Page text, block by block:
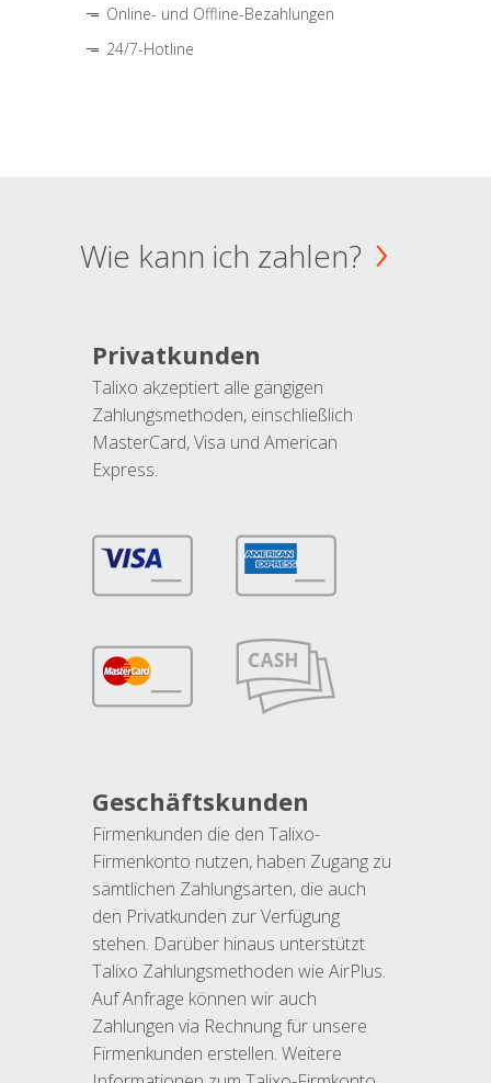
Online- und Offline-Bezahlungen
24/7-Hotline
Wie kann ich zahlen?
Privatkunden
Talixo akzeptiert alle gängigen
Zahlungsmethoden, einschließlich
MasterCard, Visa und American
Express.
Geschäftskunden
Firmenkunden die den Talixo-
Firmenkonto nutzen, haben Zugang zu
sämtlichen Zahlungsarten, die auch
den Privatkunden zur Verfügung
stehen. Darüber hinaus unterstützt
Talixo Zahlungsmethoden wie AirPlus.
Auf Anfrage können wir auch
Zahlungen via Rechnung für unsere
Firmenkunden erstellen. Weitere